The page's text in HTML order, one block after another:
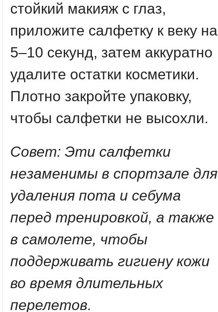
стойкий макияж с глаз,
приложите салфетку к веку на
5–10 секунд, затем аккуратно
удалите остатки косметики.
Плотно закройте упаковку,
чтобы салфетки не высохли.
Совет: Эти салфетки
незаменимы в спортзале для
удаления пота и себума
перед тренировкой, а также
в самолете, чтобы
поддерживать гигиену кожи
во время длительных
перелетов.